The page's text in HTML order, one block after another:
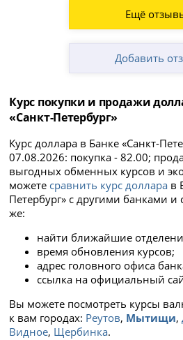
Ещё
Добавить
Курс покупки и продажи
«Санкт-Петербург»
Курс доллара в Банке «Санкт-
07.08.2026: покупка - 82.00;
выгодных обменных курсов и
можете сравнить курс доллара в
Петербург» с другими банками и
же:
найти ближайшие
время обновления курсов;
адрес головного офиса
ссылка на официальный
Вы можете посмотреть курсы
к вам городах: Реутов, Мытищи,
Видное, Щербинка.